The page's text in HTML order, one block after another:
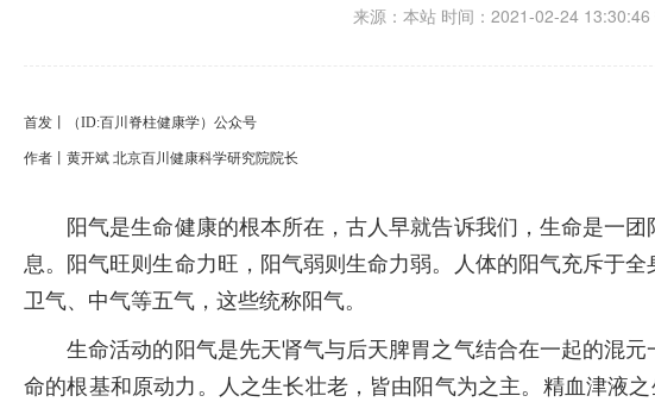
来源：本站 时间：2021-02-24 13:30:46
首发丨（ID:百川脊柱健康学）公众号
作者丨黄开斌 北京百川健康科学研究院院长
阳气是生命健康的根本所在，古人早就告诉我们，生命是一团
息。阳气旺则生命力旺，阳气弱则生命力弱。人体的阳气充斥于
卫气、中气等五气，这些统称阳气。
生命活动的阳气是先天肾气与后天脾胃之气结合在一起的混元
命的根基和原动力。人之生长壮老，皆由阳气为之主。精血津液